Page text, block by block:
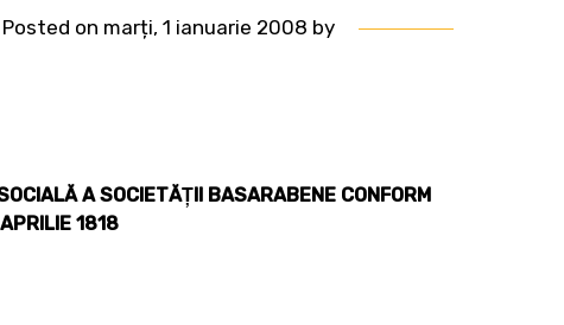
Posted on marți, 1 ianuarie 2008 by
A SOCIETĂŢII BASARABENE CONFORM
1818